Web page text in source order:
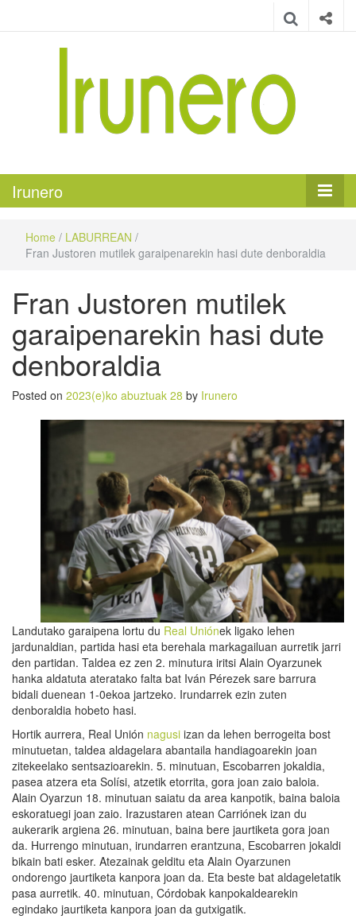
Irunero
Home / LABURREAN /
Fran Justoren mutilek garaipenarekin hasi dute denboraldia
Fran Justoren mutilek
garaipenarekin hasi dute
denboraldia
Posted on 2023(e)ko abuztuak 28 by Irunero
Landutako garaipena lortu du Real Uniónek ligako lehen
jardunaldian, partida hasi eta berehala markagailuan aurretik jarri
den partidan. Taldea ez zen 2. minutura iritsi Alain Oyarzunek
hanka aldatuta ateratako falta bat Iván Pérezek sare barrura
bidali duenean 1-0ekoa jartzeko. Irundarrek ezin zuten
denboraldia hobeto hasi.
Hortik aurrera, Real Unión nagusi izan da lehen berrogeita bost
minutuetan, taldea aldagelara abantaila handiagoarekin joan
zitekeelako sentsazioarekin. 5. minutuan, Escobarren jokaldia,
pasea atzera eta Solísi, atzetik etorrita, gora joan zaio baloia.
Alain Oyarzun 18. minutuan saiatu da area kanpotik, baina baloia
eskoratuegi joan zaio. Irazustaren atean Carriónek izan du
aukerarik argiena 26. minutuan, baina bere jaurtiketa gora joan
da. Hurrengo minutuan, irundarren erantzuna, Escobarren jokaldi
bikain bati esker. Atezainak gelditu eta Alain Oyarzunen
ondorengo jaurtiketa kanpora joan da. Eta beste bat aldageletatik
pasa aurretik. 40. minutuan, Córdobak kanpokaldearekin
egindako jaurtiketa kanpora joan da gutxigatik.